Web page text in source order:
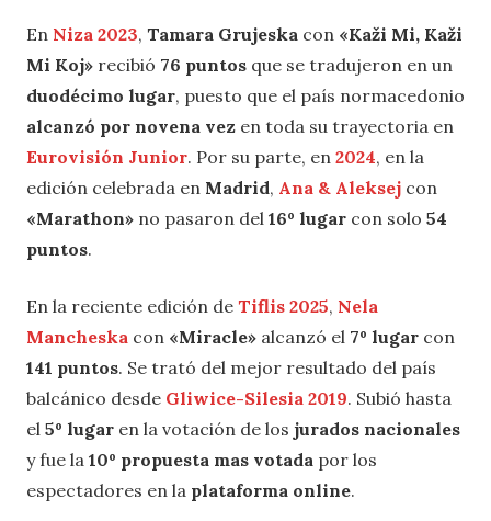
En Niza 2023, Tamara Grujeska con «Kaži Mi, Kaži
Mi Koj» recibió 76 puntos que se tradujeron en un
duodécimo lugar, puesto que el país normacedonio
alcanzó por novena vez en toda su trayectoria en
Eurovisión Junior. Por su parte, en 2024, en la
edición celebrada en Madrid, Ana & Aleksej con
«Marathon» no pasaron del 16º lugar con solo 54
puntos.
En la reciente edición de Tiflis 2025, Nela
Mancheska con «Miracle» alcanzó el 7º lugar con
141 puntos. Se trató del mejor resultado del país
balcánico desde Gliwice-Silesia 2019. Subió hasta
el 5º lugar en la votación de los jurados nacionales
y fue la 10º propuesta mas votada por los
espectadores en la plataforma online.